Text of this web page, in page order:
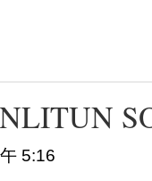
5:16